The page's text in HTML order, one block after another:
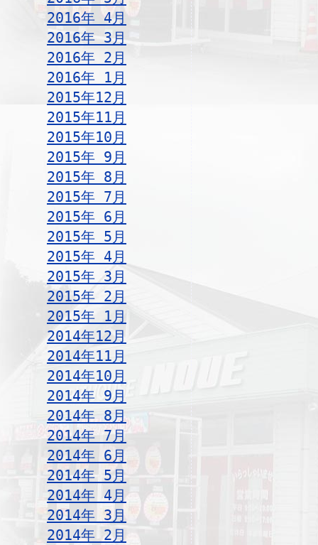
2016年 4月
2016年 3月
2016年 2月
2016年 1月
2015年12月
2015年11月
2015年10月
2015年 9月
2015年 8月
2015年 7月
2015年 6月
2015年 5月
2015年 4月
2015年 3月
2015年 2月
2015年 1月
2014年12月
2014年11月
2014年10月
2014年 9月
2014年 8月
2014年 7月
2014年 6月
2014年 5月
2014年 4月
2014年 3月
2014年 2月